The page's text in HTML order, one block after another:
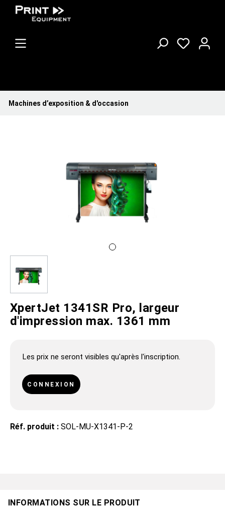
Machines d’exposition & d'occasion
XpertJet 1341SR Pro, largeur
d'impression max. 1361 mm
Les prix ne seront visibles qu'après l'inscription.
CONNEXION
Réf. produit : SOL-MU-X1341-P-2
INFORMATIONS SUR LE PRODUIT